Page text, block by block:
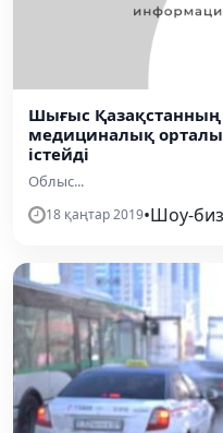
Шығыс
медициналық
істейді
Облыс...
18 қаңтар 2019•Шоу-